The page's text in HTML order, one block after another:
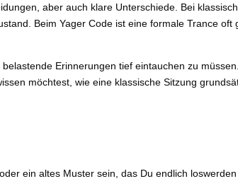
aber auch klare Unterschiede. Bei
Beim Yager Code ist eine formale Trance oft
Erinnerungen tief eintauchen zu
möchtest, wie eine klassische Sitzung
ein altes Muster sein, das Du endlich loswerden